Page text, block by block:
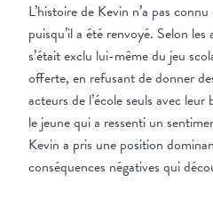
L’histoire de Kevin n’a pas
puisqu’il a été renvoyé. Selon les
s’était exclu lui-même du jeu
offerte, en refusant de donner
acteurs de l’école seuls avec
le jeune qui a ressenti un
Kevin a pris une position
conséquences négatives qui